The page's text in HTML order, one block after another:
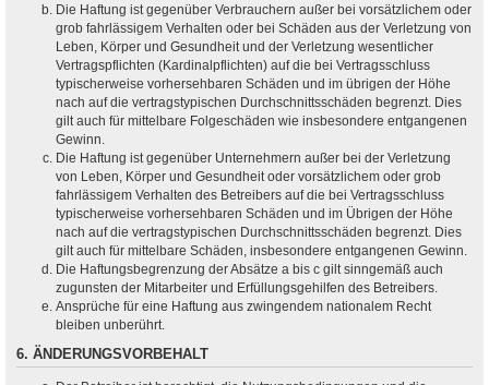
Die Haftung ist gegenüber Verbrauchern außer bei vorsätzlichem oder
grob fahrlässigem Verhalten oder bei Schäden aus der Verletzung von
Leben, Körper und Gesundheit und der Verletzung wesentlicher
Vertragspflichten (Kardinalpflichten) auf die bei Vertragsschluss
typischerweise vorhersehbaren Schäden und im übrigen der Höhe
nach auf die vertragstypischen Durchschnittsschäden begrenzt. Dies
gilt auch für mittelbare Folgeschäden wie insbesondere entgangenen
Gewinn.
Die Haftung ist gegenüber Unternehmern außer bei der Verletzung
von Leben, Körper und Gesundheit oder vorsätzlichem oder grob
fahrlässigem Verhalten des Betreibers auf die bei Vertragsschluss
typischerweise vorhersehbaren Schäden und im Übrigen der Höhe
nach auf die vertragstypischen Durchschnittsschäden begrenzt. Dies
gilt auch für mittelbare Schäden, insbesondere entgangenen Gewinn.
Die Haftungsbegrenzung der Absätze a bis c gilt sinngemäß auch
zugunsten der Mitarbeiter und Erfüllungsgehilfen des Betreibers.
Ansprüche für eine Haftung aus zwingendem nationalem Recht
bleiben unberührt.
6. ÄNDERUNGSVORBEHALT